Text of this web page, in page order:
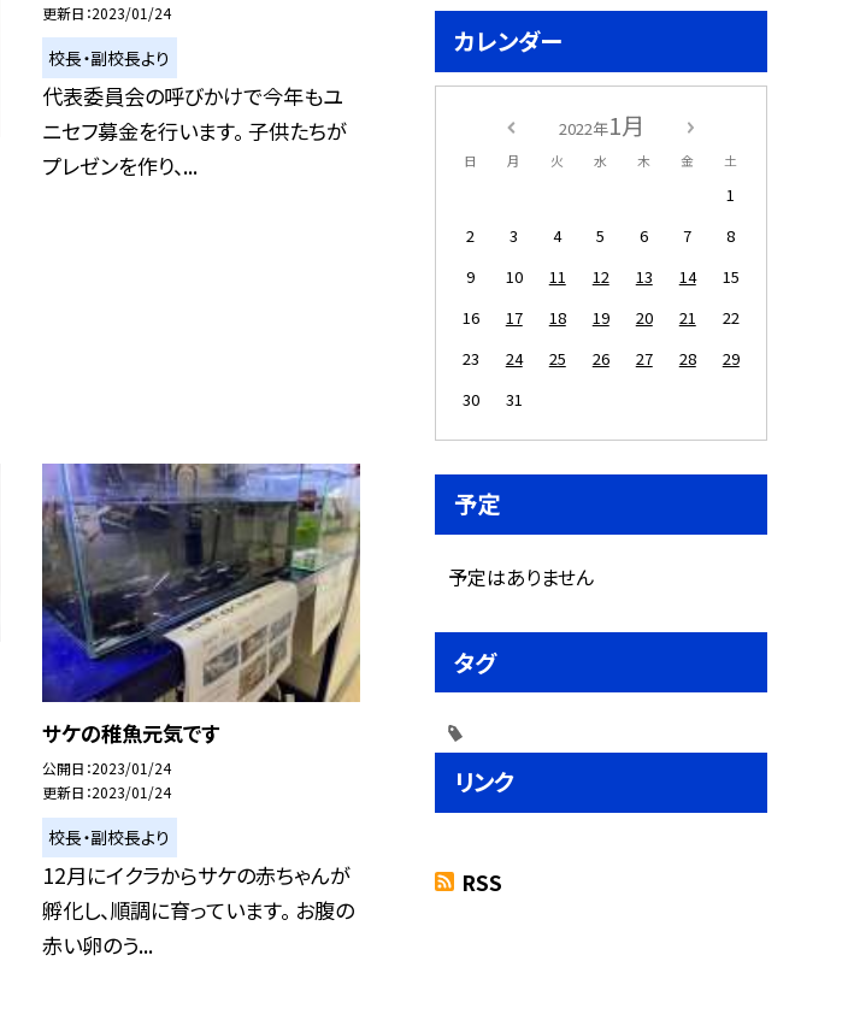
更新日 2023/01/24
校長・副校長より
代表委員会の呼びかけで今年もユ
ニセフ募金を行います。 子供たちが
プレゼンを作り、...
サケの稚魚元気です
公開日 2023/01/24
更新日 2023/01/24
校長・副校長より
12月にイクラからサケの赤ちゃんが
孵化し、順調に育っています。 お腹の
赤い卵のう...
カレンダー
2022年1月
日 月 火 水 木 金 土
1
2
3 4 5 6 7
8
9
10 11 12 13 14
15
16
17 18 19 20 21
22
23
24 25 26 27 28
29
30
31
予定
予定はありません
タグ
リンク
RSS